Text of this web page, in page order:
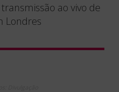
ao vivo de
Londres